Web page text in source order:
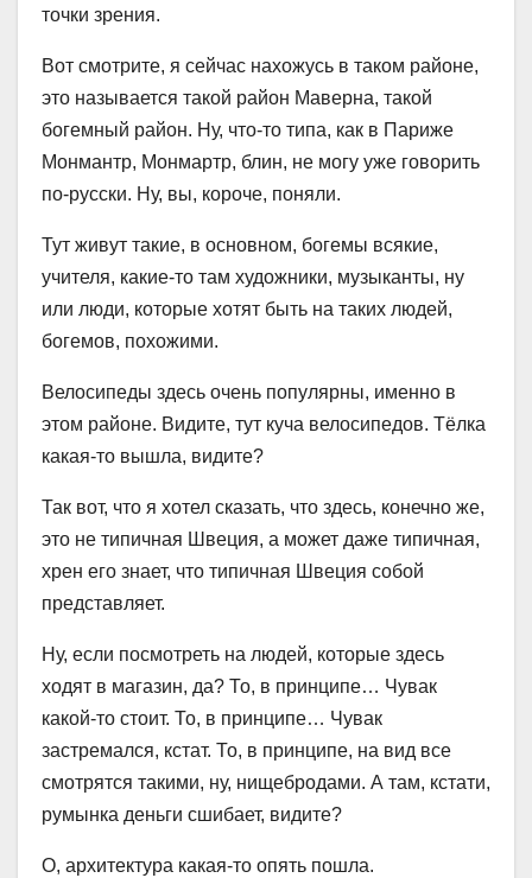
точки зрения.
Вот смотрите, я сейчас нахожусь в таком районе,
это называется такой район Маверна, такой
богемный район. Ну, что-то типа, как в Париже
Монмантр, Монмартр, блин, не могу уже говорить
по-русски. Ну, вы, короче, поняли.
Тут живут такие, в основном, богемы всякие,
учителя, какие-то там художники, музыканты, ну
или люди, которые хотят быть на таких людей,
богемов, похожими.
Велосипеды здесь очень популярны, именно в
этом районе. Видите, тут куча велосипедов. Тёлка
какая-то вышла, видите?
Так вот, что я хотел сказать, что здесь, конечно же,
это не типичная Швеция, а может даже типичная,
хрен его знает, что типичная Швеция собой
представляет.
Ну, если посмотреть на людей, которые здесь
ходят в магазин, да? То, в принципе… Чувак
какой-то стоит. То, в принципе… Чувак
застремался, кстат. То, в принципе, на вид все
смотрятся такими, ну, нищебродами. А там, кстати,
румынка деньги сшибает, видите?
О, архитектура какая-то опять пошла.